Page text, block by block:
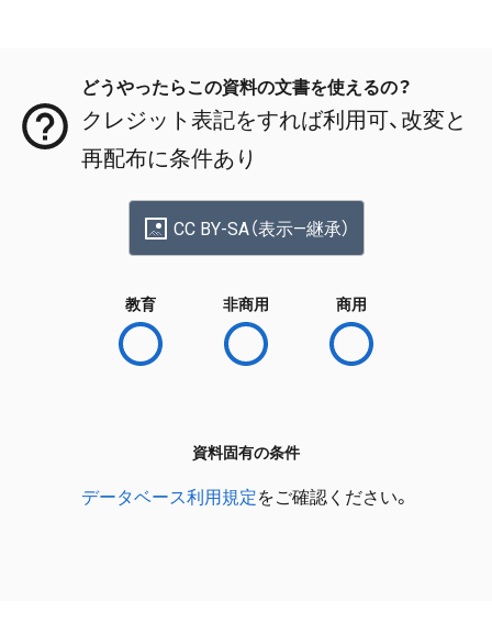
どうやったらこの資料の文書を使えるの？
クレジット表記をすれば利用可、改変と
再配布に条件あり
CC BY-SA（表示—継承）
教育 非商用 商用
資料固有の条件
データベース利用規定をご確認ください。